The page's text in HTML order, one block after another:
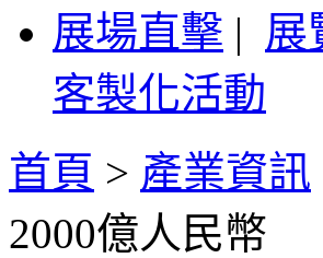
展場直擊 | 展
客製化活動
首頁 > 產業資訊
2000億人民幣